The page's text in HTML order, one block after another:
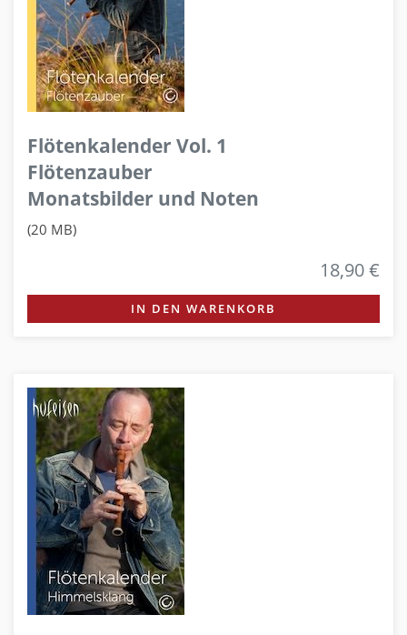
Flötenkalender Vol. 1
Flötenzauber
Monatsbilder und Noten
(20 MB)
18,90 €
IN DEN WARENKORB